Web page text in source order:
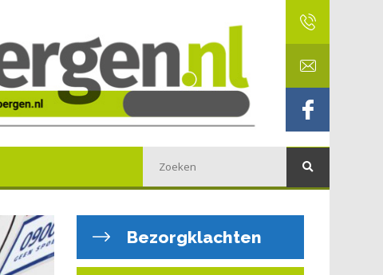
Bezorgklachten